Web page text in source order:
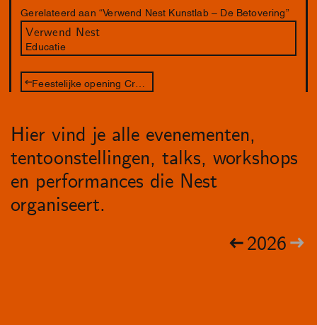
Gerelateerd aan “Verwend Nest Kunstlab – De Betovering”
Verwend Nest
Educatie
Hier vind je alle evenementen,
tentoonstellingen, talks, workshops
en performances die Nest
organiseert.
2026